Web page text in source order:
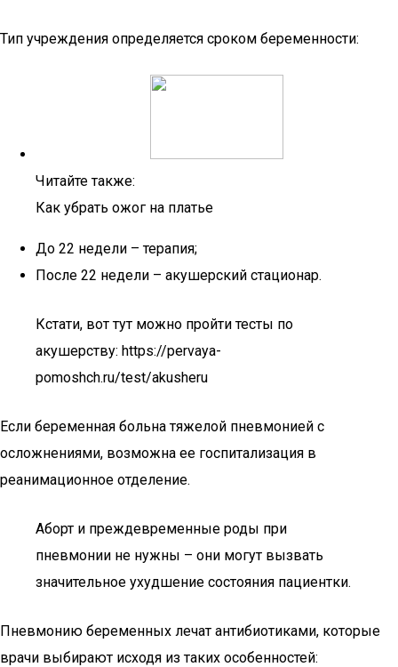
Тип учреждения определяется сроком беременности:
Читайте также:
Как убрать ожог на платье
До 22 недели – терапия;
После 22 недели – акушерский стационар.
Кстати, вот тут можно пройти тесты по
акушерству: https://pervaya-
pomoshch.ru/test/akusheru
Если беременная больна тяжелой пневмонией с
осложнениями, возможна ее госпитализация в
реанимационное отделение.
Аборт и преждевременные роды при
пневмонии не нужны – они могут вызвать
значительное ухудшение состояния пациентки.
Пневмонию беременных лечат антибиотиками, которые
врачи выбирают исходя из таких особенностей: